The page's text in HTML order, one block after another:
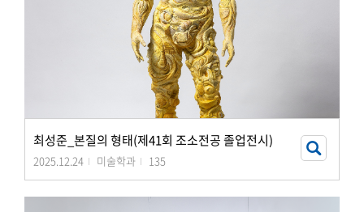
최성준_본질의 형태(제41회 조소전공 졸업전시)
2025.12.24 미술학과 135